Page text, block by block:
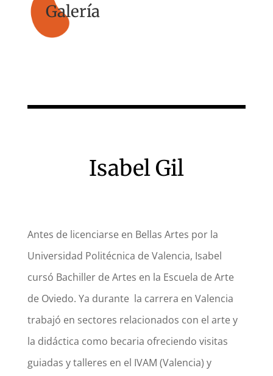
Galería
Isabel Gil
Antes de licenciarse en Bellas Artes por la
Universidad Politécnica de Valencia, Isabel
cursó Bachiller de Artes en la Escuela de Arte
de Oviedo. Ya durante la carrera en Valencia
trabajó en sectores relacionados con el arte y
la didáctica como becaria ofreciendo visitas
guiadas y talleres en el IVAM (Valencia) y